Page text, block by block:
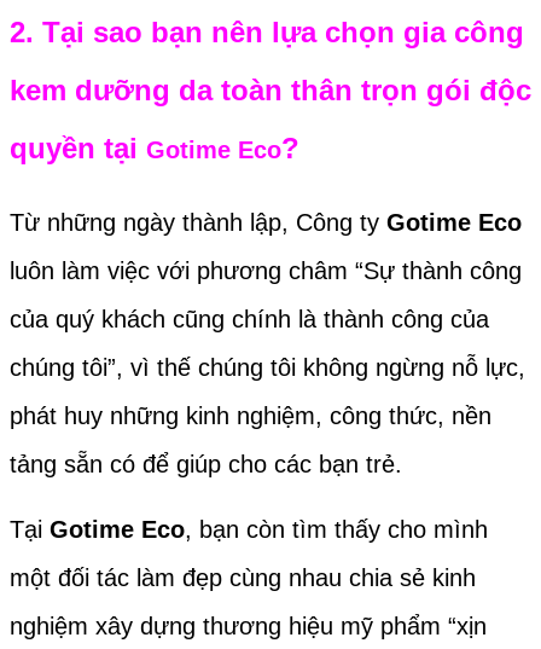
2. Tại sao bạn nên lựa chọn gia công
kem dưỡng da toàn thân trọn gói độc
quyền tại Gotime Eco?
Từ những ngày thành lập, Công ty Gotime Eco
luôn làm việc với phương châm “Sự thành công
của quý khách cũng chính là thành công của
chúng tôi”, vì thế chúng tôi không ngừng nỗ lực,
phát huy những kinh nghiệm, công thức, nền
tảng sẵn có để giúp cho các bạn trẻ.
Tại Gotime Eco, bạn còn tìm thấy cho mình
một đối tác làm đẹp cùng nhau chia sẻ kinh
nghiệm xây dựng thương hiệu mỹ phẩm “xịn